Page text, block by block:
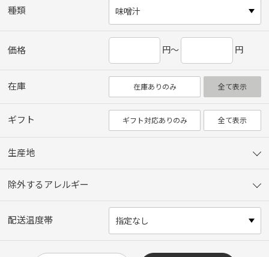
種類
価格 円～ 円
在庫 在庫ありのみ 全て表示
ギフト ギフト対応ありのみ 全て表示
生産地
除外するアレルギー
配送温度帯